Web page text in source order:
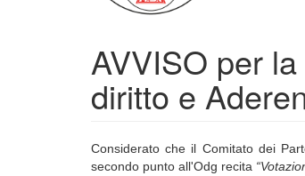
AVVISO per
diritto e
Considerato che il Comitato dei
secondo punto all'Odg recita